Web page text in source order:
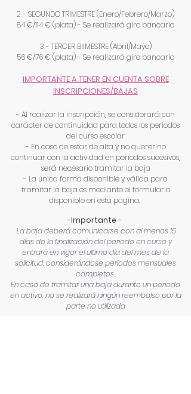
2 - SEGUNDO TRIMESTRE (Enero/Febrero/Marzo)
84 €/114 € (plata) - Se realizará giro bancario
3 - TERCER BIIMESTRE (Abril/Mayo)
56 €/76 € (plata) - Se realizará giro bancario
IMPORTANTE A TENER EN CUENTA SOBRE
INSCRIPCIONES/BAJAS
​- Al realizar la inscripción, se considerará con
carácter de continuidad para todos los periodos
del curso escolar
- En caso de estar de alta y no querer no
continuar con la actividad en periodos sucesivos,
será necesario tramitar la baja
- La única forma disponible y válida para
tramitar la baja es mediante el formulario
disponible en esta pagina.
-Importante -
La baja deberá comunicarse con al menos 15
días de la finalización del periodo en curso y
entrará en vigor el ultimo día del mes de la
solicitud, considerándose periodos mensuales
completos.
Encaso de tramitar una baja durante un periodo
en activo, no se realizará ningún reembolso por la
parte no utilizada